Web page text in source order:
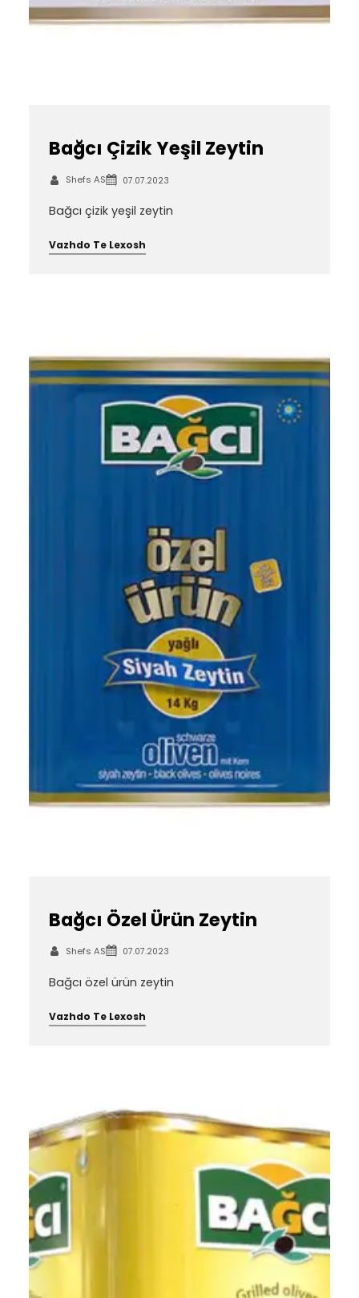
Bağcı Çizik Yeşil Zeytin
Shefs AS 07.07.2023
Bağcı çizik yeşil zeytin
Vazhdo Te Lexosh
Bağcı Özel Ürün Zeytin
Shefs AS 07.07.2023
Bağcı özel ürün zeytin
Vazhdo Te Lexosh